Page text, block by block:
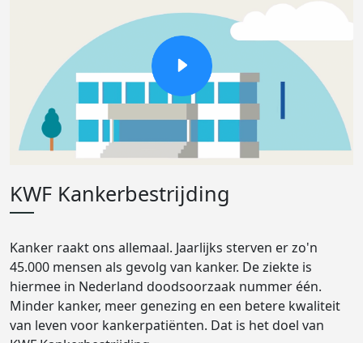
KWF Kankerbestrijding
Kanker raakt ons allemaal. Jaarlijks sterven er zo'n
45.000 mensen als gevolg van kanker. De ziekte is
hiermee in Nederland doodsoorzaak nummer één.
Minder kanker, meer genezing en een betere kwaliteit
van leven voor kankerpatiënten. Dat is het doel van